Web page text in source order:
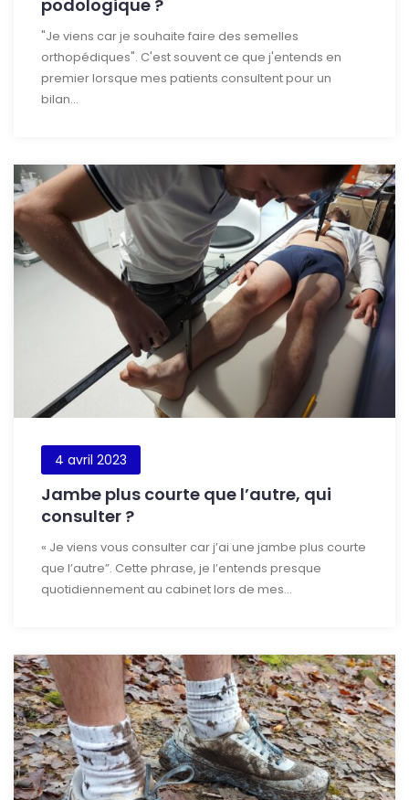
podologique ?
"Je viens car je souhaite faire des semelles
orthopédiques". C'est souvent ce que j'entends en
premier lorsque mes patients consultent pour un
bilan...
4 avril 2023
Jambe plus courte que l’autre, qui
consulter ?
« Je viens vous consulter car j’ai une jambe plus courte
que l’autre”. Cette phrase, je l’entends presque
quotidiennement au cabinet lors de mes...